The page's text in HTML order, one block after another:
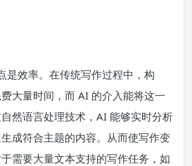
是效率。在传统写作过程中，构
大量时间，而 AI 的介入能将这一
然语言处理技术，AI 能够实时分析
成符合主题的内容。从而使写作变
需要大量文本支持的写作任务，如